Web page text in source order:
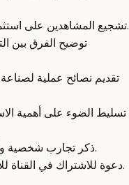
تشجيع المشاهدين على استثمار العقل وتطوير الذات لفتح فرص جديدة.
توضيح الفرق بين
تقديم نصائح عملية
تسليط الضوء على أهمية
ذكر تجارب شخصية وأمثلة من الواقع لتعزيز مصداقية المحتوى.
دعوة للاشتراك في القناة للاستفادة من محتوى تعليمي مستمر ومفيد.